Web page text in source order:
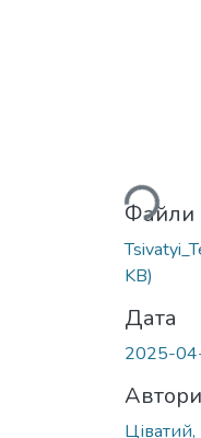
Вантажиться...
Файли
KB)
Дата
2025-
Автори